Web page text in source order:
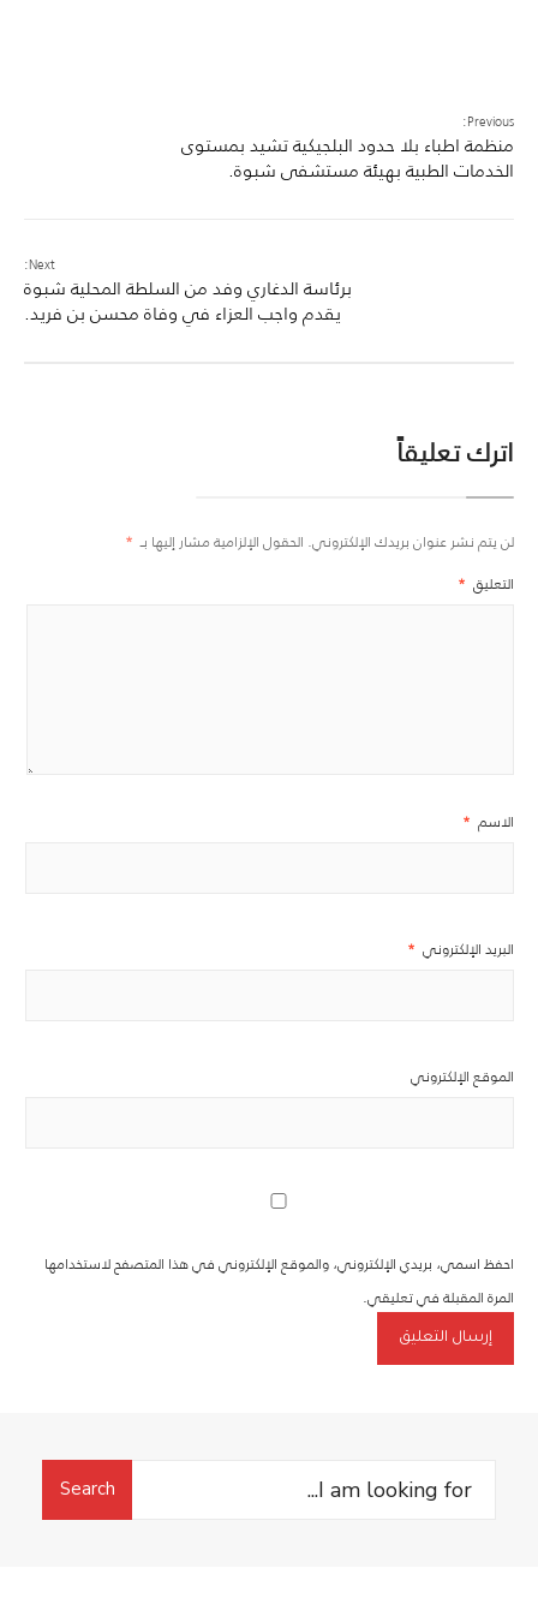
Previous:
منظمة اطباء بلا حدود البلجيكية تشيد بمستوى
الخدمات الطبية بهيئة مستشفى شبوة.
Next:
برئاسة الدغاري وفد من السلطة المحلية شبوة
يقدم واجب العزاء في وفاة محسن بن فريد.
اترك تعليقاً
لن يتم نشر عنوان بريدك الإلكتروني. الحقول الإلزامية مشار إليها بـ *
التعليق *
الاسم *
البريد الإلكتروني *
الموقع الإلكتروني
احفظ اسمي، بريدي الإلكتروني، والموقع الإلكتروني في هذا المتصفح لاستخدامها
المرة المقبلة في تعليقي.
Search
Search